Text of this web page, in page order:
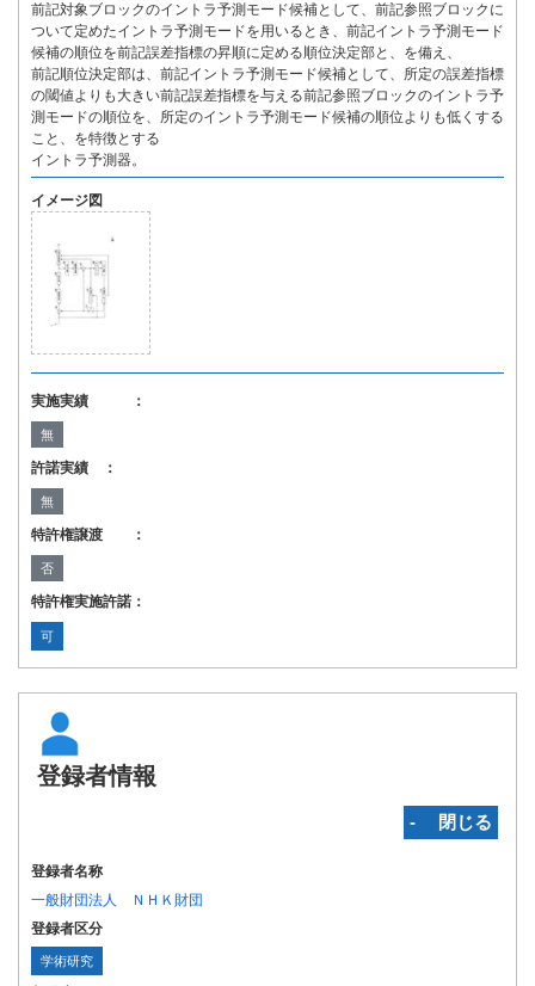
前記対象ブロックのイントラ予測モード候補として、前記参照ブロックに
ついて定めたイントラ予測モードを用いるとき、前記イントラ予測モード
候補の順位を前記誤差指標の昇順に定める順位決定部と、を備え、
前記順位決定部は、前記イントラ予測モード候補として、所定の誤差指標
の閾値よりも大きい前記誤差指標を与える前記参照ブロックのイントラ予
測モードの順位を、所定のイントラ予測モード候補の順位よりも低くする
こと、を特徴とする
イントラ予測器。
イメージ図
実施実績 ：
無
許諾実績 ：
無
特許権譲渡 ：
否
特許権実施許諾：
可
登録者情報
‐ 閉じる
登録者名称
一般財団法人 ＮＨＫ財団
登録者区分
学術研究